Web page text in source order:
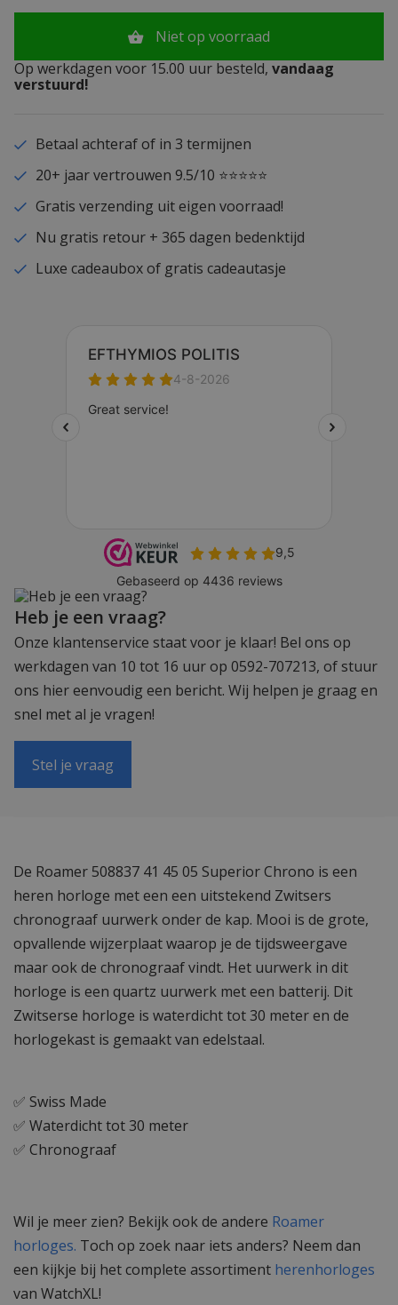
Niet op voorraad
Op werkdagen voor 15.00 uur besteld, vandaag
verstuurd!
Betaal achteraf of in 3 termijnen
20+ jaar vertrouwen 9.5/10 ⭐⭐⭐⭐⭐
Gratis verzending uit eigen voorraad!
Nu gratis retour + 365 dagen bedenktijd
Luxe cadeaubox of gratis cadeautasje
Heb je een vraag?
Onze klantenservice staat voor je klaar! Bel ons op
werkdagen van 10 tot 16 uur op 0592-707213, of stuur
ons hier eenvoudig een bericht. Wij helpen je graag en
snel met al je vragen!
Stel je vraag
De Roamer 508837 41 45 05 Superior Chrono is een
heren horloge met een een uitstekend Zwitsers
chronograaf uurwerk onder de kap. Mooi is de grote,
opvallende wijzerplaat waarop je de tijdsweergave
maar ook de chronograaf vindt. Het uurwerk in dit
horloge is een quartz uurwerk met een batterij. Dit
Zwitserse horloge is waterdicht tot 30 meter en de
horlogekast is gemaakt van edelstaal.
✅ Swiss Made
✅ Waterdicht tot 30 meter
✅ Chronograaf
Wil je meer zien? Bekijk ook de andere Roamer
horloges. Toch op zoek naar iets anders? Neem dan
een kijkje bij het complete assortiment herenhorloges
van WatchXL!